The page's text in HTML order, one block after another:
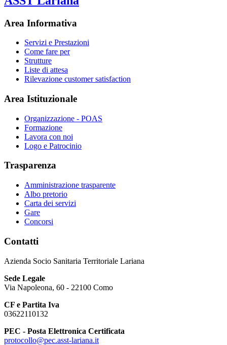
Area Informativa
Servizi e Prestazioni
Come fare per
Strutture
Liste di attesa
Rilevazione customer satisfaction
Area Istituzionale
Organizzazione - POAS
Formazione
Lavora con noi
Logo e Patrocinio
Trasparenza
Amministrazione trasparente
Albo pretorio
Carta dei servizi
Gare
Concorsi
Contatti
Azienda Socio Sanitaria Territoriale Lariana
Sede Legale
Via Napoleona, 60 - 22100 Como
CF e Partita Iva
03622110132
PEC - Posta Elettronica Certificata
protocollo@pec.asst-lariana.it